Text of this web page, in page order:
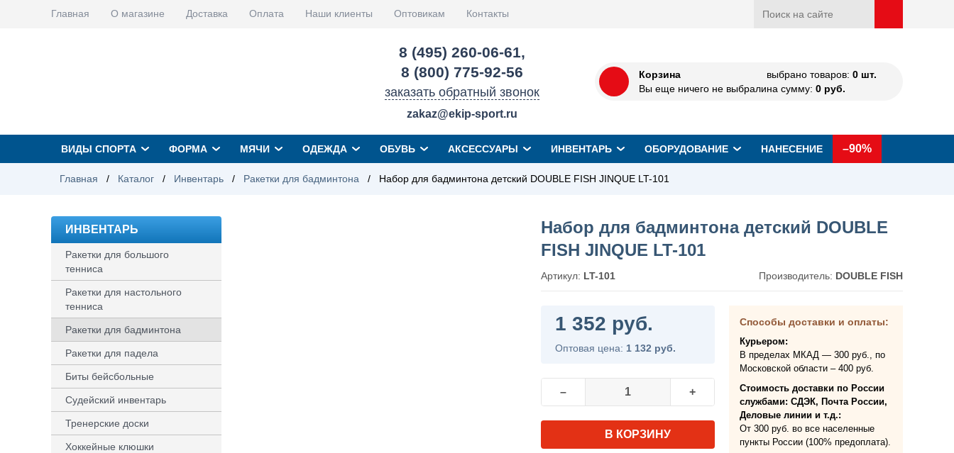
Главная О магазине Доставка Оплата Наши клиенты Оптовикам Контакты
8 (495) 260-06-61,
8 (800) 775-92-56
заказать обратный звонок
zakaz@ekip-sport.ru
Корзина
Вы еще ничего не выбрали
выбрано товаров: 0 шт.
на сумму: 0 руб.
ВИДЫ СПОРТА ФОРМА МЯЧИ ОДЕЖДА ОБУВЬ АКСЕССУАРЫ ИНВЕНТАРЬ ОБОРУДОВАНИЕ НАНЕСЕНИЕ –90%
Главная / Каталог / Инвентарь / Ракетки для бадминтона / Набор для бадминтона детский DOUBLE FISH JINQUE LT-101
ИНВЕНТАРЬ
Ракетки для большого
тенниса
Ракетки для настольного
тенниса
Ракетки для бадминтона
Ракетки для падела
Биты бейсбольные
Судейский инвентарь
Тренерские доски
Хоккейные клюшки
Набор для бадминтона детский DOUBLE
FISH JINQUE LT-101
Артикул: LT-101 Производитель: DOUBLE FISH
1 352 руб.
Оптовая цена: 1 132 руб.
– +
В КОРЗИНУ
Способы доставки и оплаты:
Курьером:
В пределах МКАД — 300 руб., по
Московской области – 400 руб.
Стоимость доставки по России
службами: СДЭК, Почта России,
Деловые линии и т.д.:
От 300 руб. во все населенные
пункты России (100% предоплата).